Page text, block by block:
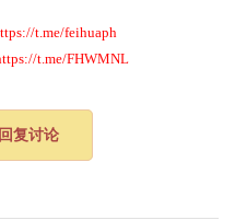
t.me/feihuaph
t.me/FHWMNL
复讨论